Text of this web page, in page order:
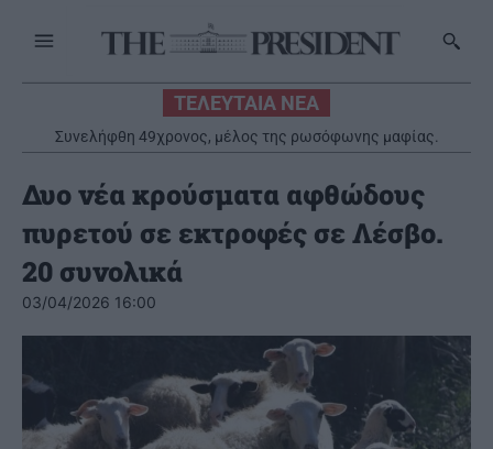
ΤΕΛΕΥΤΑΙΑ ΝΕΑ
Συνελήφθη 49χρονος, μέλος της ρωσόφωνης μαφίας.
Κατηγορείται για εκβιάσεις και άγριες επιθέσεις εναντίον
Δυο νέα κρούσματα αφθώδους
πυρετού σε εκτροφές σε Λέσβο.
20 συνολικά
03/04/2026 16:00